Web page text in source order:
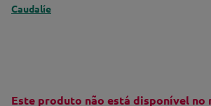
Caudalíe
Este produto não está disponível no